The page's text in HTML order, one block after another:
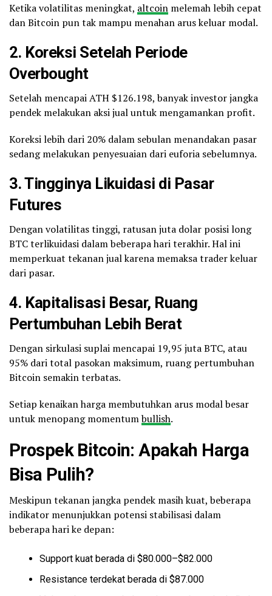
Ketika volatilitas meningkat, altcoin melemah lebih cepat
dan Bitcoin pun tak mampu menahan arus keluar modal.
2. Koreksi Setelah Periode
Overbought
Setelah mencapai ATH $126.198, banyak investor jangka
pendek melakukan aksi jual untuk mengamankan profit.
Koreksi lebih dari 20% dalam sebulan menandakan pasar
sedang melakukan penyesuaian dari euforia sebelumnya.
3. Tingginya Likuidasi di Pasar
Futures
Dengan volatilitas tinggi, ratusan juta dolar posisi long
BTC terlikuidasi dalam beberapa hari terakhir. Hal ini
memperkuat tekanan jual karena memaksa trader keluar
dari pasar.
4. Kapitalisasi Besar, Ruang
Pertumbuhan Lebih Berat
Dengan sirkulasi suplai mencapai 19,95 juta BTC, atau
95% dari total pasokan maksimum, ruang pertumbuhan
Bitcoin semakin terbatas.
Setiap kenaikan harga membutuhkan arus modal besar
untuk menopang momentumbullish.
Prospek Bitcoin: Apakah Harga
Bisa Pulih?
Meskipun tekanan jangka pendek masih kuat, beberapa
indikator menunjukkan potensi stabilisasi dalam
beberapa hari ke depan:
Support kuat berada di $80.000–$82.000
Resistance terdekat berada di $87.000